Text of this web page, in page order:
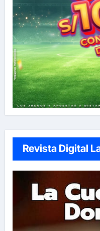
Revista Digital